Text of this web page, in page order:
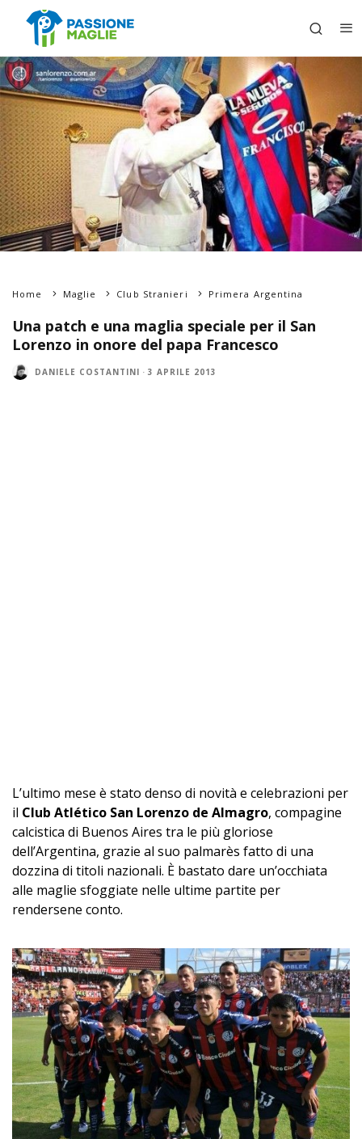
Home Maglie Club Stranieri Primera Argentina
Una patch e una maglia speciale per il San
Lorenzo in onore del papa Francesco
DANIELE COSTANTINI · 3 APRILE 2013
L’ultimo mese è stato denso di novità e celebrazioni per
il Club Atlético San Lorenzo de Almagro, compagine
calcistica di Buenos Aires tra le più gloriose
dell’Argentina, grazie al suo palmarès fatto di una
dozzina di titoli nazionali. È bastato dare un’occhiata
alle maglie sfoggiate nelle ultime partite per
rendersene conto.